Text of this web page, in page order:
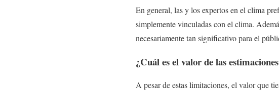
En general, las y los expertos en el clima
simplemente vinculadas con el clima.
necesariamente tan significativo para el
¿Cuál es el valor de las
A pesar de estas limitaciones, el valor que